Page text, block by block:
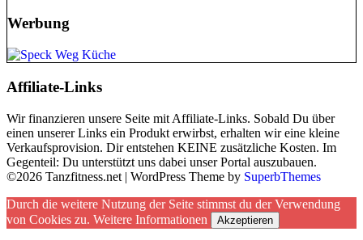
Werbung
Affiliate-Links
Wir finanzieren unsere Seite mit Affiliate-Links. Sobald Du über
einen unserer Links ein Produkt erwirbst, erhalten wir eine kleine
Verkaufsprovision. Dir entstehen KEINE zusätzliche Kosten. Im
Gegenteil: Du unterstützt uns dabei unser Portal auszubauen.
©2026 Tanzfitness.net | WordPress Theme by SuperbThemes
Durch die weitere Nutzung der Seite stimmst du der Verwendung
von Cookies zu. Weitere Informationen Akzeptieren